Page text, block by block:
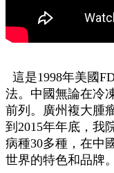
這是1998年美國
法。中國無論在冷
前列。廣州複大腫
到2015年年底，我
病種30多種，在中
世界的特色和品牌。